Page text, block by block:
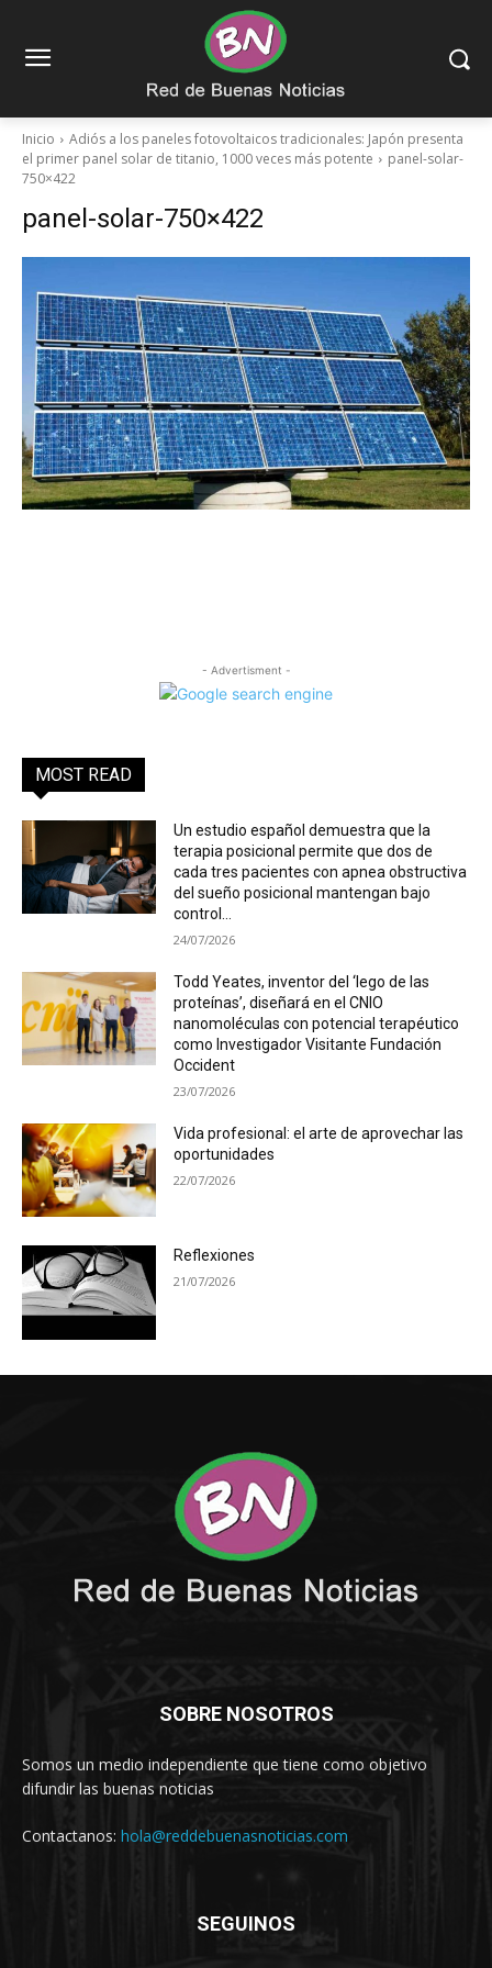
Inicio
Adiós a los paneles fotovoltaicos tradicionales: Japón presenta
el primer panel solar de titanio, 1000 veces más potente
panel-solar-
750×422
panel-solar-750×422
- Advertisment -
MOST READ
Un estudio español demuestra que la
terapia posicional permite que dos de
cada tres pacientes con apnea obstructiva
del sueño posicional mantengan bajo
control...
24/07/2026
Todd Yeates, inventor del ‘lego de las
proteínas’, diseñará en el CNIO
nanomoléculas con potencial terapéutico
como Investigador Visitante Fundación
Occident
23/07/2026
Vida profesional: el arte de aprovechar las
oportunidades
22/07/2026
Reflexiones
21/07/2026
SOBRE NOSOTROS
Somos un medio independiente que tiene como objetivo
difundir las buenas noticias
Contactanos: hola@reddebuenasnoticias.com
SEGUINOS